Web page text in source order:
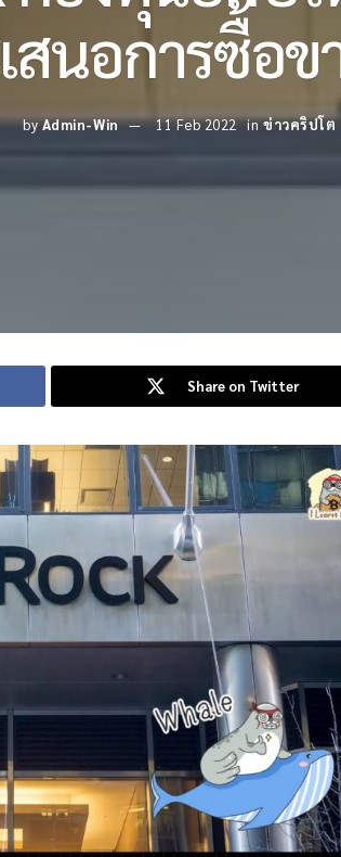
นอการซื้อข
by Admin-Win 11 Feb 2022 in ข่าวคริปโต
Share on Twitter